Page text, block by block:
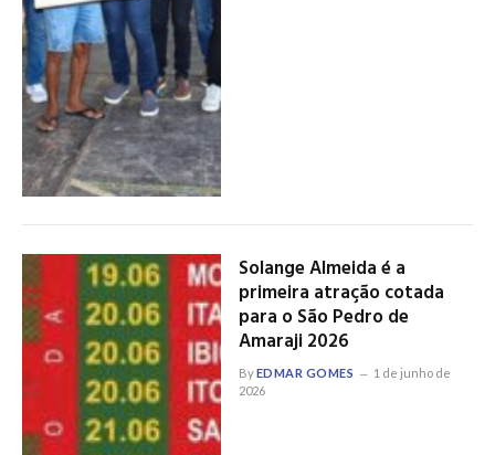
Solange Almeida é a
primeira atração cotada
para o São Pedro de
Amaraji 2026
ByEDMAR GOMES
1 de junho de
2026